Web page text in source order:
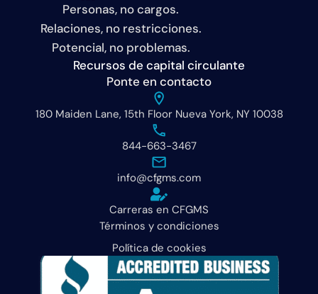
Personas, no cargos.
Relaciones, no restricciones.
Potencial, no problemas.
Ponte en contacto
180 Maiden Lane, 15th Floor Nueva York, NY 10038
844-663-3467
info@cfgms.com
Carreras en CFGMS
Recursos de capital circulante
Términos y condiciones
Política de cookies